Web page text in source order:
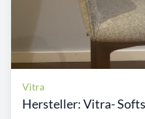
Vitra
Hersteller: Vitra-